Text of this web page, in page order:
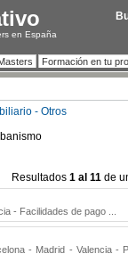
en España
Formación en tu
- Otros
Resultados 1 al 11 de
- Facilidades de pago
- Madrid - Valencia -